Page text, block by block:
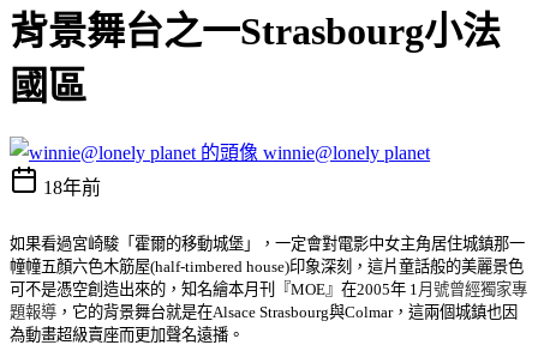
背景舞台之一Strasbourg小法
國區
winnie@lonely planet
18年前
如果看過宮崎駿「霍爾的移動城堡」，一定會對電影中女主角居住城鎮那一
幢幢五顏六色木筋屋(half-timbered house)印象深刻，這片童話般的美麗景色
可不是憑空創造出來的，知名繪本月刊『MOE』在2005年 1 月號曾經獨家專
題報導 ，它的背景舞台就是在Alsace Strasbourg與Colmar，這兩個城鎮也因
為動畫超級賣座而更加聲名遠播。